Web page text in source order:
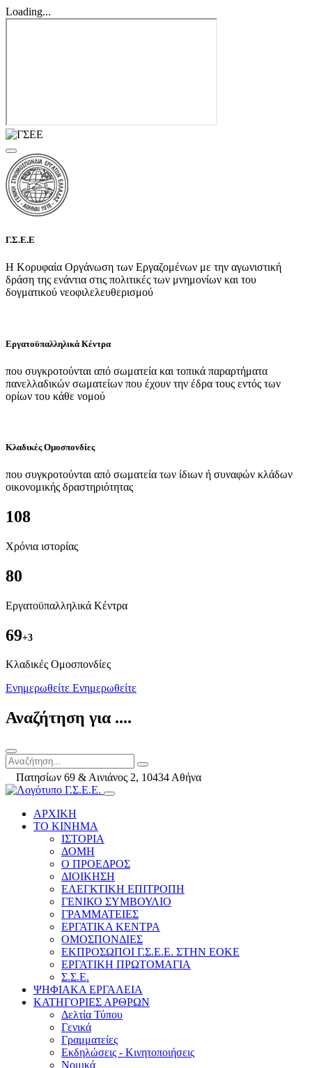
Loading...
Γ.Σ.Ε.Ε
Η Κορυφαία Οργάνωση των Εργαζομένων με την αγωνιστική
δράση της ενάντια στις πολιτικές των μνημονίων και του
δογματικού νεοφιλελευθερισμού
Εργατοϋπαλληλικά Κέντρα
που συγκροτούνται από σωματεία και τοπικά παραρτήματα
πανελλαδικών σωματείων που έχουν την έδρα τους εντός των
ορίων του κάθε νομού
Κλαδικές Ομοσπονδίες
που συγκροτούνται από σωματεία των ίδιων ή συναφών κλάδων
οικονομικής δραστηριότητας
108
Χρόνια ιστορίας
80
Εργατοϋπαλληλικά Κέντρα
69+3
Kλαδικές Ομοσπονδίες
Ενημερωθείτε Ενημερωθείτε
Αναζήτηση για ....
Πατησίων 69 & Αινιάνος 2, 10434 Αθήνα
ΑΡΧΙΚΗ
ΤΟ ΚΙΝΗΜΑ
ΙΣΤΟΡΙΑ
ΔΟΜΗ
Ο ΠΡΟΕΔΡΟΣ
ΔΙΟΙΚΗΣΗ
ΕΛΕΓΚΤΙΚΗ ΕΠΙΤΡΟΠΗ
ΓΕΝΙΚΟ ΣΥΜΒΟΥΛΙΟ
ΓΡΑΜΜΑΤΕΙΕΣ
ΕΡΓΑΤΙΚΑ ΚΕΝΤΡΑ
ΟΜΟΣΠΟΝΔΙΕΣ
ΕΚΠΡΟΣΩΠΟΙ Γ.Σ.Ε.Ε. ΣΤΗΝ ΕΟΚΕ
ΕΡΓΑΤΙΚΗ ΠΡΩΤΟΜΑΓΙΑ
Σ.Σ.Ε.
ΨΗΦΙΑΚΑ ΕΡΓΑΛΕΙΑ
ΚΑΤΗΓΟΡΙΕΣ ΑΡΘΡΩΝ
Δελτία Τύπου
Γενικά
Γραμματείες
Εκδηλώσεις - Κινητοποιήσεις
Νομικά